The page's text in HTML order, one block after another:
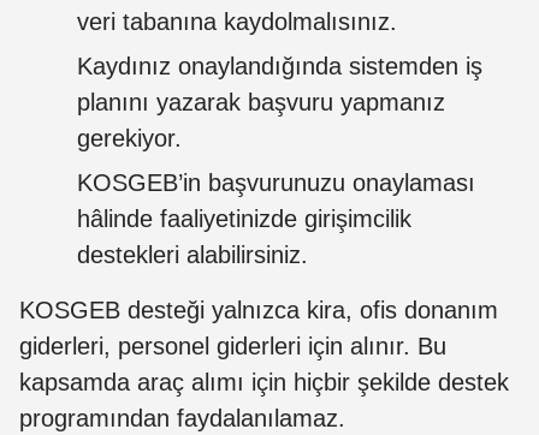
veri tabanına kaydolmalısınız.
Kaydınız onaylandığında sistemden iş
planını yazarak başvuru yapmanız
gerekiyor.
KOSGEB’in başvurunuzu onaylaması
hâlinde faaliyetinizde girişimcilik
destekleri alabilirsiniz.
KOSGEB desteği yalnızca kira, ofis donanım
giderleri, personel giderleri için alınır. Bu
kapsamda araç alımı için hiçbir şekilde destek
programından faydalanılamaz.